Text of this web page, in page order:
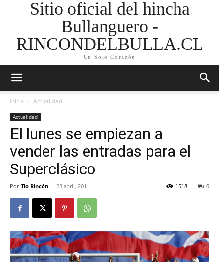
Sitio oficial del hincha
Bullanguero -
RINCONDELBULLA.CL
Un Solo Corazón
Inicio Actualidad
Actualidad
El lunes se empiezan a
vender las entradas para el
Superclásico
Por Tio Rincón - 23 abril, 2011 0
1518